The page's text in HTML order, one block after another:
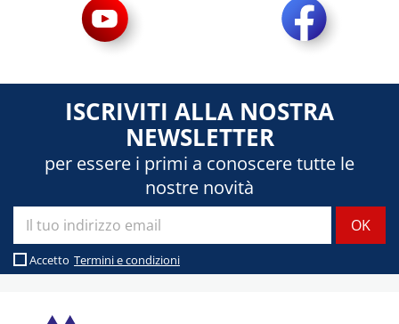
ISCRIVITI ALLA NOSTRA
NEWSLETTER
per essere i primi a conoscere tutte le
nostre novità
Accetto Termini e condizioni